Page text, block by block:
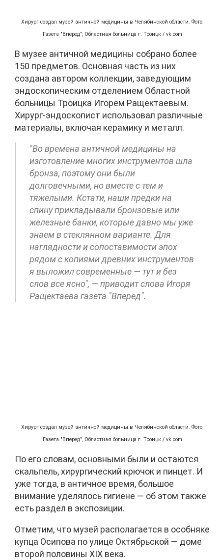
Хирург создал музей античной медицины в Челябинской области. Фото:
Газета "Вперед", Областная больница г. Троицк / vk.com
В музее античной медицины собрано более
150 предметов. Основная часть из них
создана автором коллекции, заведующим
эндоскопическим отделением Областной
больницы Троицка Игорем Ращектаевым.
Хирург-эндоскопист использовал различные
материалы, включая керамику и металл.
"Во времена античной медицины на
изготовление многих инструментов шла
бронза, поэтому они были
долговечными, но вместе с тем и
тяжелыми. Кстати, наши предки на
спину прикладывали бронзовые или
железные банки, которые давно мы уже
знаем в стеклянном варианте. Для
наглядности и сопоставимости эпох
рядом с копиями древних инструментов
я выложил современные — тут и без
слов все ясно", — приводит слова Игоря
Ращектаева газета "Вперед".
Хирург создал музей античной медицины в Челябинской области. Фото:
Газета "Вперед", Областная больница г. Троицк / vk.com
По его словам, основными были и остаются
скальпель, хирургический крючок и пинцет. И
уже тогда, в античное время, большое
внимание уделялось гигиене — об этом также
есть раздел в экспозиции.
Отметим, что музей располагается в особняке
купца Осипова по улице Октябрьской — доме
второй половины XIX века.